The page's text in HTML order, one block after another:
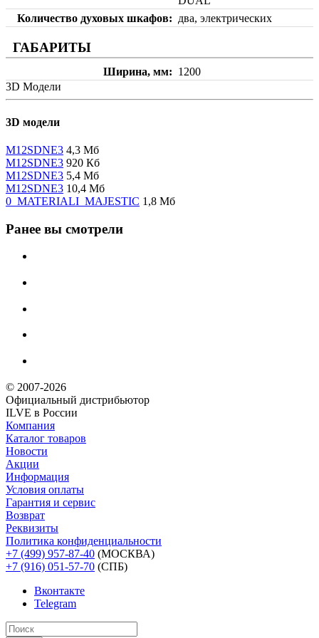
Количество духовых шкафов
два, электрических
ГАБАРИТЫ
Ширина, мм
1200
3D Модели
3D модели
M12SDNE3 4,3 Мб
M12SDNE3 920 Кб
M12SDNE3 5,4 Мб
M12SDNE3 10,4 Мб
0_MATERIALI_MAJESTIC 1,8 Мб
Ранее вы смотрели
© 2007-2026
Официальный дистрибьютoр
ILVE в России
Компания
Каталог товаров
Новости
Акции
Информация
Условия оплаты
Гарантия и сервис
Возврат
Реквизиты
Политика конфиденциальности
+7 (499) 957-87-40 (МОСКВА)
+7 (916) 051-57-70 (СПБ)
Вконтакте
Telegram